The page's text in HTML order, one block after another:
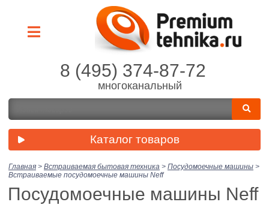
8 (495) 374-87-72
многоканальный
Каталог товаров
Главная > Встраиваемая бытовая техника > Посудомоечные машины >
Встраиваемые посудомоечные машины Neff
Посудомоечные машины Neff